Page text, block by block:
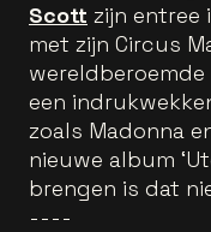
Scott zijn entree
met zijn Circus
een
zoals Madonna
nieuwe album
brengen is dat
----